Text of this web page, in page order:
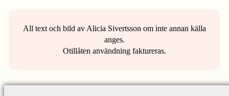
All text och bild av Alicia Sivertsson om inte annan källa
anges.
Otillåten användning faktureras.